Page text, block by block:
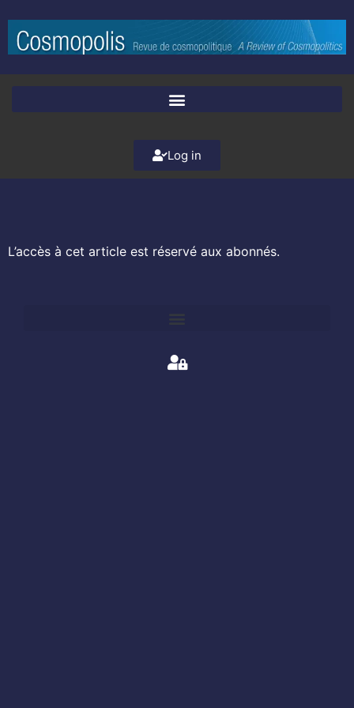
Log in
L’accès à cet article est réservé aux abonnés.